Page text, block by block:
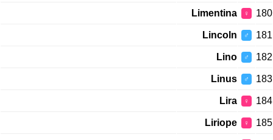
180
♀
Limentina
181
♂
Lincoln
182
♂
Lino
183
♂
Linus
184
♀
Lira
185
♀
Liriope